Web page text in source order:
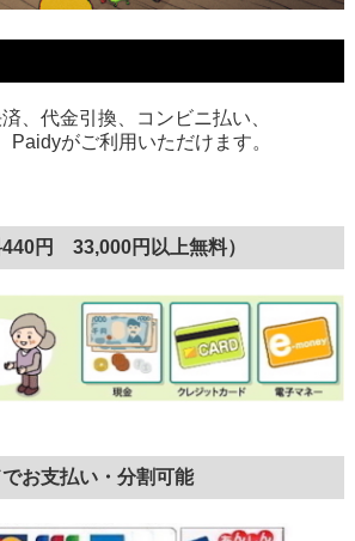
、代金引換、コンビニ払い、
Paidyがご利用いただけます。
円 33,000円以上無料）
お支払い・分割可能